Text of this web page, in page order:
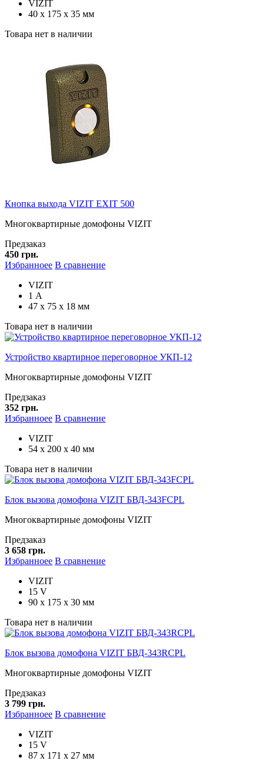
VIZIT
40 х 175 х 35 мм
Товара нет в наличии
Кнопка выхода VIZIT EXIT 500
Многоквартирные домофоны VIZIT
Предзаказ
450 грн.
Избранноее В сравнение
VIZIT
1 А
47 х 75 х 18 мм
Товара нет в наличии
Устройство квартирное переговорное УКП-12
Многоквартирные домофоны VIZIT
Предзаказ
352 грн.
Избранноее В сравнение
VIZIT
54 х 200 х 40 мм
Товара нет в наличии
Блок вызова домофона VIZIT БВД-343FCPL
Многоквартирные домофоны VIZIT
Предзаказ
3 658 грн.
Избранноее В сравнение
VIZIT
15 V
90 х 175 х 30 мм
Товара нет в наличии
Блок вызова домофона VIZIT БВД-343RCPL
Многоквартирные домофоны VIZIT
Предзаказ
3 799 грн.
Избранноее В сравнение
VIZIT
15 V
87 х 171 х 27 мм